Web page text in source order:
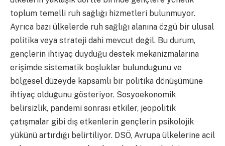
toplum temelli ruh sağlığı hizmetleri bulunmuyor.
Ayrıca bazı ülkelerde ruh sağlığı alanına özgü bir ulusal
politika veya strateji dahi mevcut değil. Bu durum,
gençlerin ihtiyaç duyduğu destek mekanizmalarına
erişimde sistematik boşluklar bulunduğunu ve
bölgesel düzeyde kapsamlı bir politika dönüşümüne
ihtiyaç olduğunu gösteriyor. Sosyoekonomik
belirsizlik, pandemi sonrası etkiler, jeopolitik
çatışmalar gibi dış etkenlerin gençlerin psikolojik
yükünü artırdığı belirtiliyor. DSÖ, Avrupa ülkelerine acil